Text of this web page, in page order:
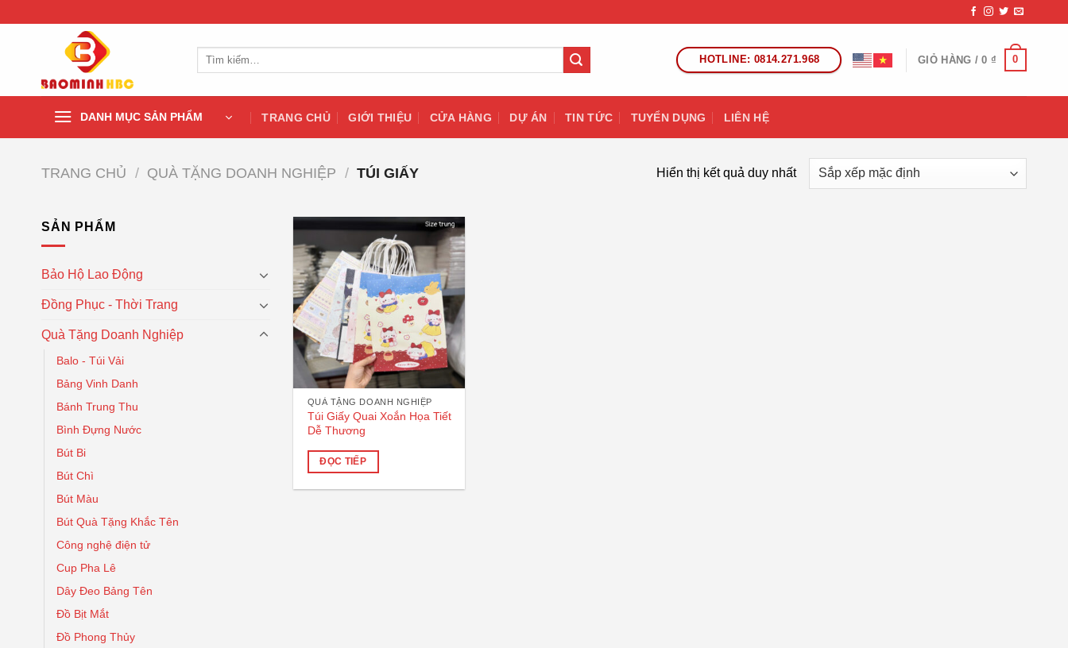
Tìm
HOTLINE: 0814.271.968 GIỎ HÀNG /0 ₫ 0
DANH MỤC SẢN PHẨM TRANG CHỦ GIỚI THIỆU CỬA HÀNG DỰ ÁN TIN TỨC TUYỂN DỤNG LIÊN HỆ
TRANG CHỦ / QUÀ TẶNG DOANH NGHIỆP / TÚI GIẤY Hiển thị kết quả duy nhất
SẢN PHẨM
Bảo Hộ Lao Động
Đồng Phục - Thời Trang
Quà Tặng Doanh Nghiệp
Balo - Túi Vải
Bảng Vinh Danh
Bánh Trung Thu
Bình Đựng Nước
Bút Bi
Bút Chì
Bút Màu
Bút Quà Tặng Khắc Tên
Công nghệ điện tử
Cup Pha Lê
Dây Đeo Bảng Tên
Đồ Bịt Mắt
Đồ Phong Thủy
QUÀ TẶNG DOANH NGHIỆP
Túi Giấy Quai Xoắn Họa Tiết
Dễ Thương
ĐỌC TIẾP